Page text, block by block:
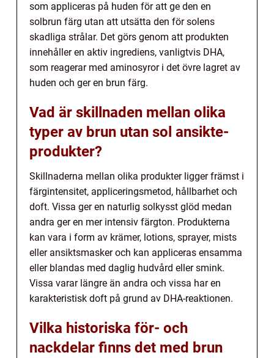
som appliceras på huden för att ge den en
solbrun färg utan att utsätta den för solens
skadliga strålar. Det görs genom att produkten
innehåller en aktiv ingrediens, vanligtvis DHA,
som reagerar med aminosyror i det övre lagret av
huden och ger en brun färg.
Vad är skillnaden mellan olika
typer av brun utan sol ansikte-
produkter?
Skillnaderna mellan olika produkter ligger främst i
färgintensitet, appliceringsmetod, hållbarhet och
doft. Vissa ger en naturlig solkysst glöd medan
andra ger en mer intensiv färgton. Produkterna
kan vara i form av krämer, lotions, sprayer, mists
eller ansiktsmasker och kan appliceras ensamma
eller blandas med daglig hudvård eller smink.
Vissa varar längre än andra och vissa har en
karakteristisk doft på grund av DHA-reaktionen.
Vilka historiska för- och
nackdelar finns det med brun